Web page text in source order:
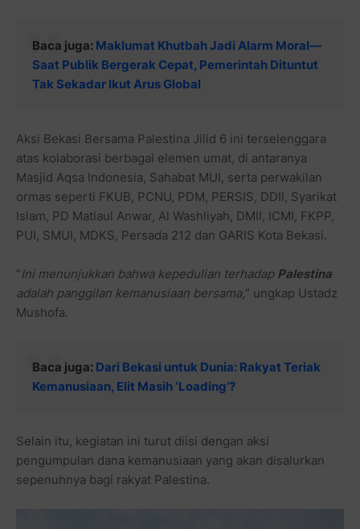
Baca juga: Maklumat Khutbah Jadi Alarm Moral—
Saat Publik Bergerak Cepat, Pemerintah Dituntut
Tak Sekadar Ikut Arus Global
Aksi Bekasi Bersama Palestina Jilid 6 ini terselenggara
atas kolaborasi berbagai elemen umat, di antaranya
Masjid Aqsa Indonesia, Sahabat MUI, serta perwakilan
ormas seperti FKUB, PCNU, PDM, PERSIS, DDII, Syarikat
Islam, PD Matlaul Anwar, Al Washliyah, DMII, ICMI, FKPP,
PUI, SMUI, MDKS, Persada 212 dan GARIS Kota Bekasi.
“Ini menunjukkan bahwa kepedulian terhadap Palestina
adalah panggilan kemanusiaan bersama,” ungkap Ustadz
Mushofa.
Baca juga: Dari Bekasi untuk Dunia: Rakyat Teriak
Kemanusiaan, Elit Masih ‘Loading’?
Selain itu, kegiatan ini turut diisi dengan aksi
pengumpulan dana kemanusiaan yang akan disalurkan
sepenuhnya bagi rakyat Palestina.